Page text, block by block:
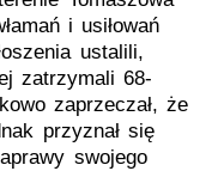
i usiłowań
ustalili,
zatrzymali 68-
zaprzeczał, że
przyznał się
swojego